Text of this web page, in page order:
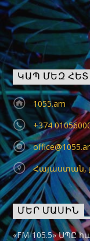
ԿԱՊ ՄԵԶ ՀԵՏ
1055.am
+374
Հայաստան,
ՄԵՐ ՄԱՍԻՆ
«FM-105.5» ՍՊԸ